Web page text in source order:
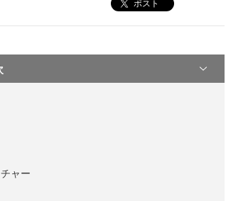
ポスト
ャー